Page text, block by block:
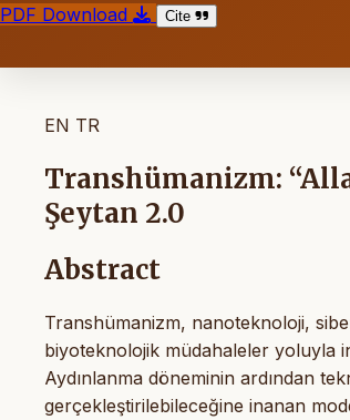
PDF Download
Cite
EN TR
Transhümanizm:
Şeytan 2.0
Abstract
Transhümanizm, nanoteknoloji,
biyoteknolojik müdahaleler yoluyla
Aydınlanma döneminin ardından
gerçekleştirilebileceğine inanan